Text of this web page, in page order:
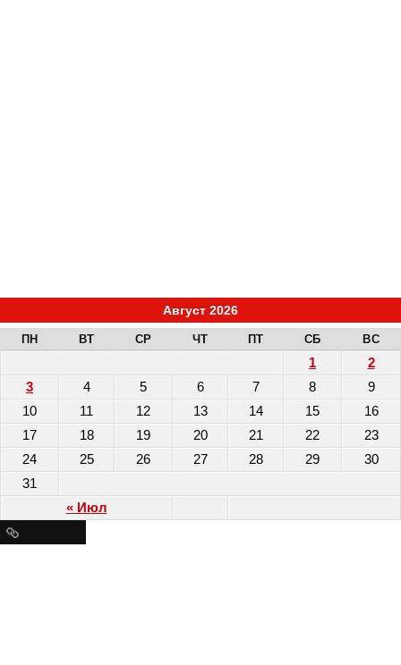
Август 2026
ПН ВТ СР ЧТ ПТ СБ ВС
« Июл
1
2
3
4 5 6 7 8
9
10
11 12 13 14 15
16
17
18 19 20 21 22
23
24
25 26 27 28 29
30
31